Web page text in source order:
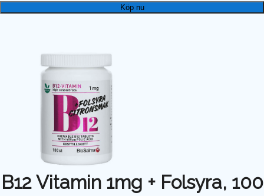
Köp nu
B12 Vitamin 1mg + Folsyra, 100